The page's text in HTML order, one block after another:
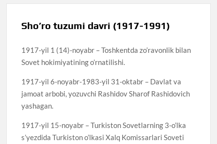
Sho’ro tuzumi davri (1917-1991)
1917-yil 1 (14)-noyabr – Toshkentda zo’ravonlik bilan
Sovet hokimiyatining o’rnatilishi.
1917-yil 6-noyabr-1983-yil 31-oktabr – Davlat va
jamoat arbobi, yozuvchi Rashidov Sharof Rashidovich
yashagan.
1917-yil 15-noyabr – Turkiston Sovetlarning 3-o’lka
s’yezdida Turkiston o’lkasi Xalq Komissarlari Soveti